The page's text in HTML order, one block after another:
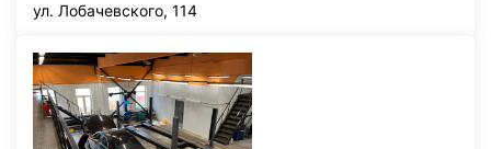
ул. Лобачевского, 114